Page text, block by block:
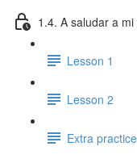
1.4. A saludar a
Lesson 1
Lesson 2
Extra practice